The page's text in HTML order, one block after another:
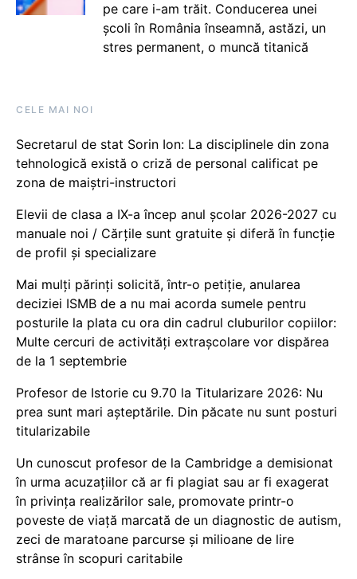
pe care i-am trăit. Conducerea unei
școli în România înseamnă, astăzi, un
stres permanent, o muncă titanică
CELE MAI NOI
Secretarul de stat Sorin Ion: La disciplinele din zona
tehnologică există o criză de personal calificat pe
zona de maiștri-instructori
Elevii de clasa a IX-a încep anul școlar 2026-2027 cu
manuale noi / Cărțile sunt gratuite și diferă în funcție
de profil și specializare
Mai mulți părinți solicită, într-o petiție, anularea
deciziei ISMB de a nu mai acorda sumele pentru
posturile la plata cu ora din cadrul cluburilor copiilor:
Multe cercuri de activități extrașcolare vor dispărea
de la 1 septembrie
Profesor de Istorie cu 9.70 la Titularizare 2026: Nu
prea sunt mari așteptările. Din păcate nu sunt posturi
titularizabile
Un cunoscut profesor de la Cambridge a demisionat
în urma acuzațiilor că ar fi plagiat sau ar fi exagerat
în privința realizărilor sale, promovate printr-o
poveste de viață marcată de un diagnostic de autism,
zeci de maratoane parcurse și milioane de lire
strânse în scopuri caritabile